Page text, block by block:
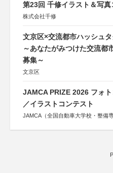
第23回 千修イラスト＆写真
株式会社千修
文京区×交流都市ハッシュ
～あなたがみつけた交流都
募集～
文京区
JAMCA PRIZE 2026 フォ
／イラストコンテスト
JAMCA（全国自動車大学校・整備